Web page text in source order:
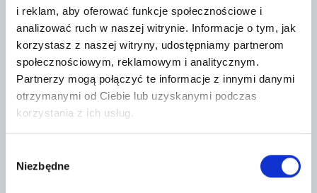
i reklam, aby oferować funkcje społecznościowe i
analizować ruch w naszej witrynie. Informacje o tym, jak
korzystasz z naszej witryny, udostępniamy partnerom
społecznościowym, reklamowym i analitycznym.
Partnerzy mogą połączyć te informacje z innymi danymi
otrzymanymi od Ciebie lub uzyskanymi podczas
korzystania z ich usług.
zgody
Niezbędne
Blacha płaska 1250×2000 PMG Grafit
125,73 zł/ szt
Blacha płaska o wymiarach
1250x2000 mm, powlekana folią
PMG w kolorze Grafit RAL 7016,
stosowana…
Dachówka podstawowa Teviva cisar
7,56 zł/ szt
Dachówka Teviva charakteryzuje
się prostym, nowoczesnym
kształtem i czystą linią. Jej